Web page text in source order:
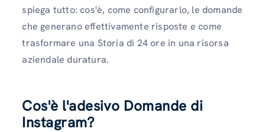
spiega tutto: cos'è, come configurarlo, le domande
che generano effettivamente risposte e come
trasformare una Storia di 24 ore in una risorsa
aziendale duratura.
Cos'è l'adesivo Domande di
Instagram?